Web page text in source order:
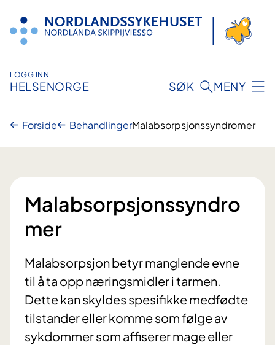
innhold
LOGG INN
HELSENORGE SØK MENY
Forside BehandlingerMalabsorpsjonssyndromer
Malabsorpsjonssyndro
mer
Malabsorpsjon betyr manglende evne
til å ta opp næringsmidler i tarmen.
Dette kan skyldes spesifikke medfødte
tilstander eller komme som følge av
sykdommer som affiserer mage eller